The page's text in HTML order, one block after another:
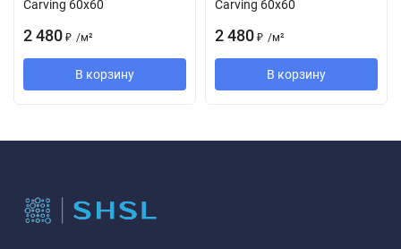
Carving 60x60
2 480 ₽ /м²
В корзину
Carving 60x60
2 480 ₽ /м²
В корзину